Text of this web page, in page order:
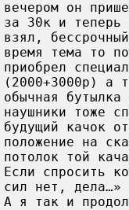
вечером он
за 30к и теперь
взял,
время тема то
приобрел
(2000+3000р) а
обычная
наушники тоже
будущий качок
положение на
потолок той
Если спросить
сил нет, дела…»
А я так и